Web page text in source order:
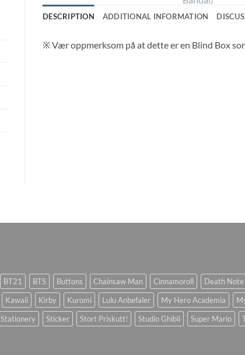
DESCRIPTION ADDITIONAL INFORMATION
※ Vær oppmerksom på at dette er en Blind Box
BT21 BTS Buttons Chainsaw Man Cinnamoroll Death Note
Kawaii Kirby Kuromi Lulu Anbefaler My Hero Academia
Stationery Sticker Stort Priskutt! Studio Ghibli Super Mario